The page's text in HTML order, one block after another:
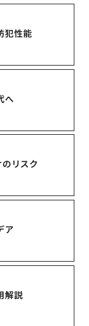
犯性能
へ
リスク
ア
解説